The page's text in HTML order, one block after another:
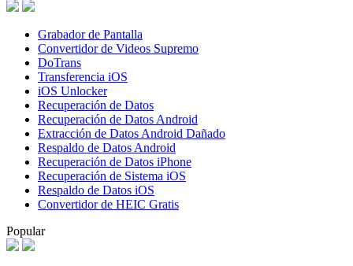
Grabador de Pantalla
Convertidor de Videos Supremo
DoTrans
Transferencia iOS
iOS Unlocker
Recuperación de Datos
Recuperación de Datos Android
Extracción de Datos Android Dañado
Respaldo de Datos Android
Recuperación de Datos iPhone
Recuperación de Sistema iOS
Respaldo de Datos iOS
Convertidor de HEIC Gratis
Popular